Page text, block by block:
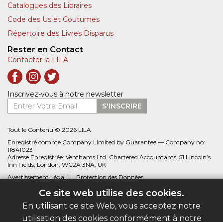
Ce site web utilise des cookies.
En utilisant ce site Web, vous acceptez notre
utilisation des cookies conformément à notre
Catalogues des Libraires
Code des Us et Coutumes
Répertoire des Livres Disparus
Rester en Contact
Contacter la LILA
Inscrivez-vous à notre newsletter
Entrer Votre Email
S'INSCRIRE
Tout le Contenu © 2026 LILA
Enregistré comme Company Limited by Guarantee — Company no:
11841023
Adresse Enregistrée: Venthams Ltd. Chartered Accountants, 51 Lincoln’s
Inn Fields, London, WC2A 3NA, UK
Avertissement Légal
Protection des Données